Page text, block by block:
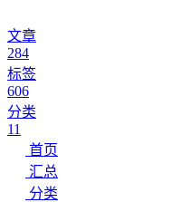
文章
284
标签
606
分类
11
首页
汇总
分类